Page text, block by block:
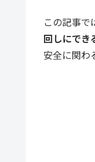
この記事
回しにでき
安全に関わ